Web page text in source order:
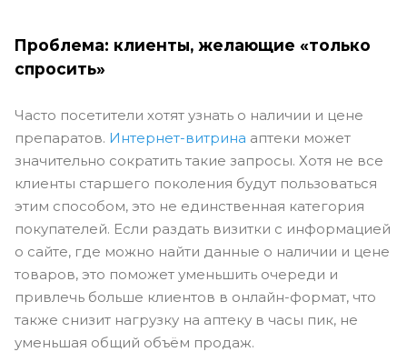
Проблема: клиенты, желающие «только
спросить»
Часто посетители хотят узнать о наличии и цене
препаратов. Интернет-витрина аптеки может
значительно сократить такие запросы. Хотя не все
клиенты старшего поколения будут пользоваться
этим способом, это не единственная категория
покупателей. Если раздать визитки с информацией
о сайте, где можно найти данные о наличии и цене
товаров, это поможет уменьшить очереди и
привлечь больше клиентов в онлайн-формат, что
также снизит нагрузку на аптеку в часы пик, не
уменьшая общий объём продаж.